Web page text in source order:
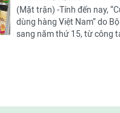
(Mặt trận) -Tính đến nay,
dùng hàng Việt Nam” do
sang năm thứ 15, từ công